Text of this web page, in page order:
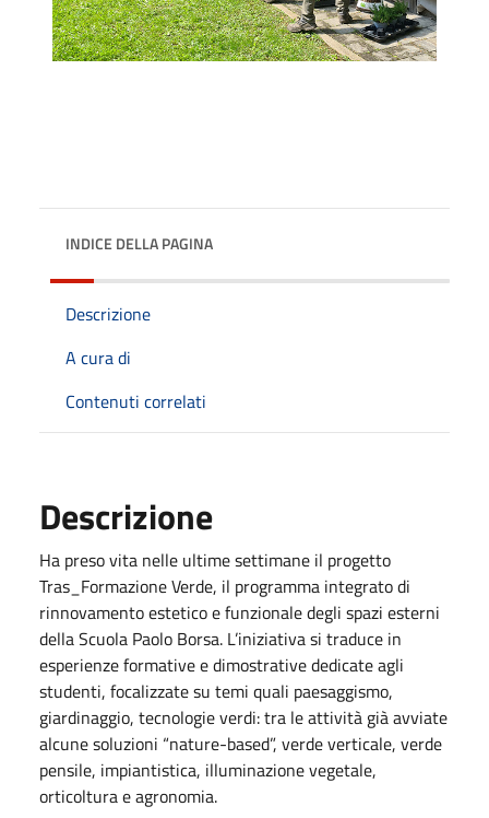
INDICE DELLA PAGINA
Descrizione
A cura di
Contenuti correlati
Descrizione
Ha preso vita nelle ultime settimane il progetto
Tras_Formazione Verde, il programma integrato di
rinnovamento estetico e funzionale degli spazi esterni
della Scuola Paolo Borsa. L’iniziativa si traduce in
esperienze formative e dimostrative dedicate agli
studenti, focalizzate su temi quali paesaggismo,
giardinaggio, tecnologie verdi: tra le attività già avviate
alcune soluzioni “nature-based”, verde verticale, verde
pensile, impiantistica, illuminazione vegetale,
orticoltura e agronomia.